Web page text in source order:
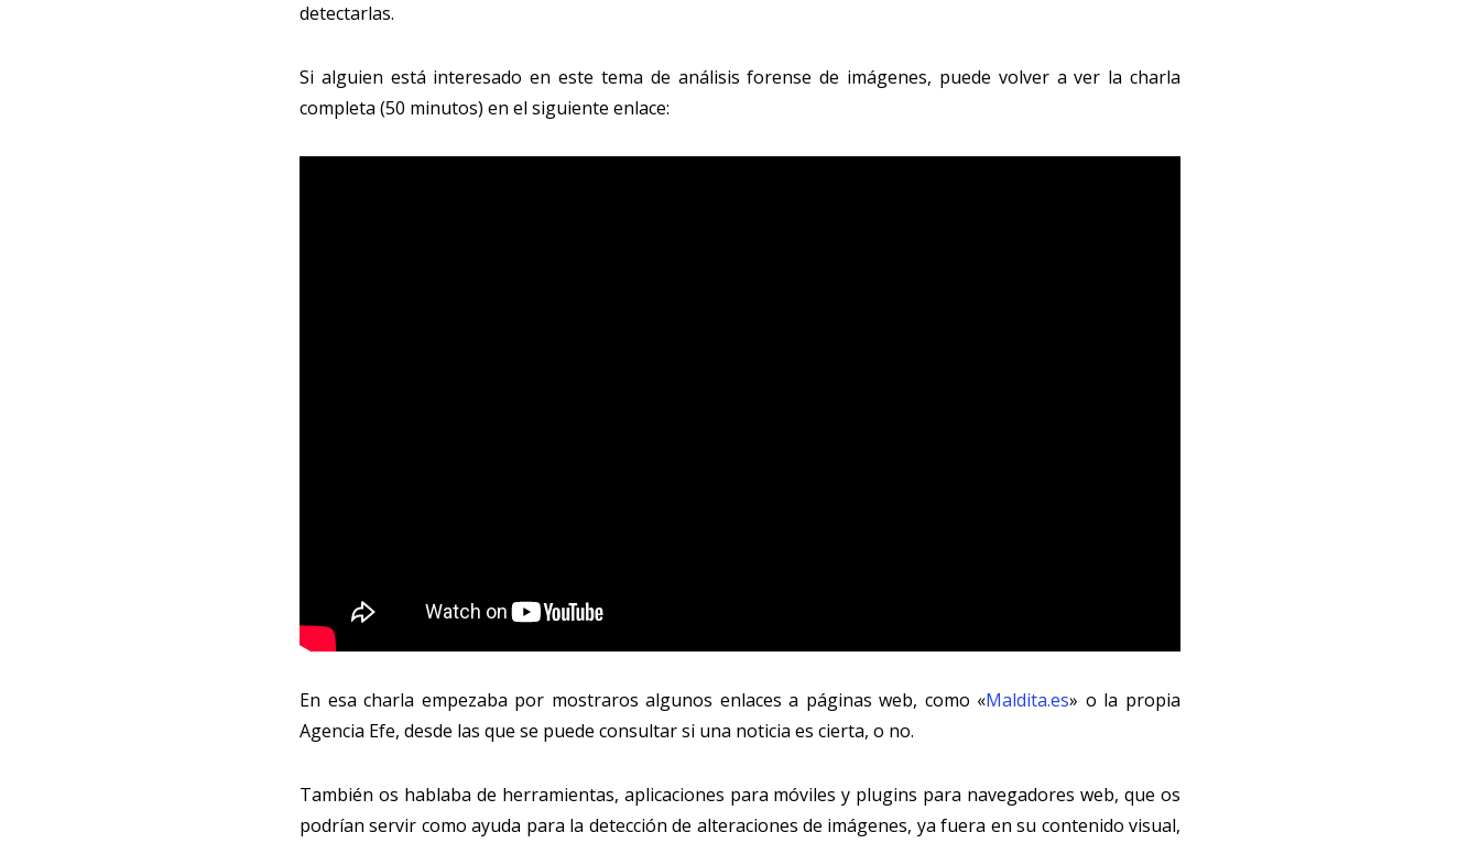
detectarlas.
Si alguien está interesado en este tema de análisis forense de imágenes, puede volver a ver la charla
completa (50 minutos) en el siguiente enlace:
En esa charla empezaba por mostraros algunos enlaces a páginas web, como «Maldita.es» o la propia
Agencia Efe, desde las que se puede consultar si una noticia es cierta, o no.
También os hablaba de herramientas, aplicaciones para móviles y plugins para navegadores web, que os
podrían servir como ayuda para la detección de alteraciones de imágenes, ya fuera en su contenido visual,